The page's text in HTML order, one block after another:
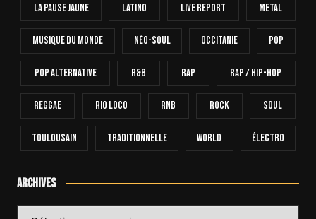
La Pause Jaune Latino Live Report Metal
Musique Du Monde Néo-Soul Occitanie Pop
Pop Alternative R&B Rap Rap / Hip-Hop
Reggae Rio Loco RnB Rock Soul
Toulousain Traditionnelle World Électro
Archives